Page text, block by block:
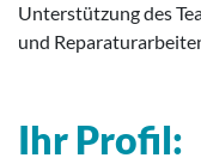
Unterstützung des
und
Ihr Profil: